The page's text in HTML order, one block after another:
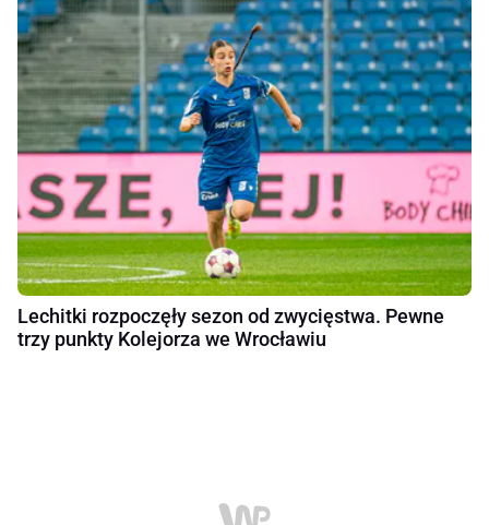
Lechitki rozpoczęły sezon od zwycięstwa. Pewne
trzy punkty Kolejorza we Wrocławiu